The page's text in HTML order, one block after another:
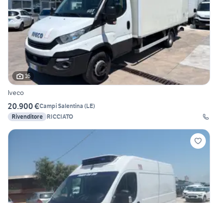
16
Iveco
20.900 €Campi Salentina (LE)
Rivenditore RICCIATO